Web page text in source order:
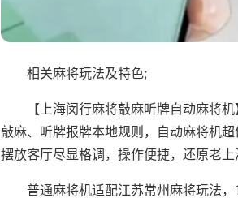
相关麻将玩法及特色;
【上海闵行麻将敲麻听牌自动麻将
敲麻、听牌报牌本地规则，自动麻将机
摆放客厅尽显格调，操作便捷，还原老
普通麻将机适配江苏常州麻将玩法